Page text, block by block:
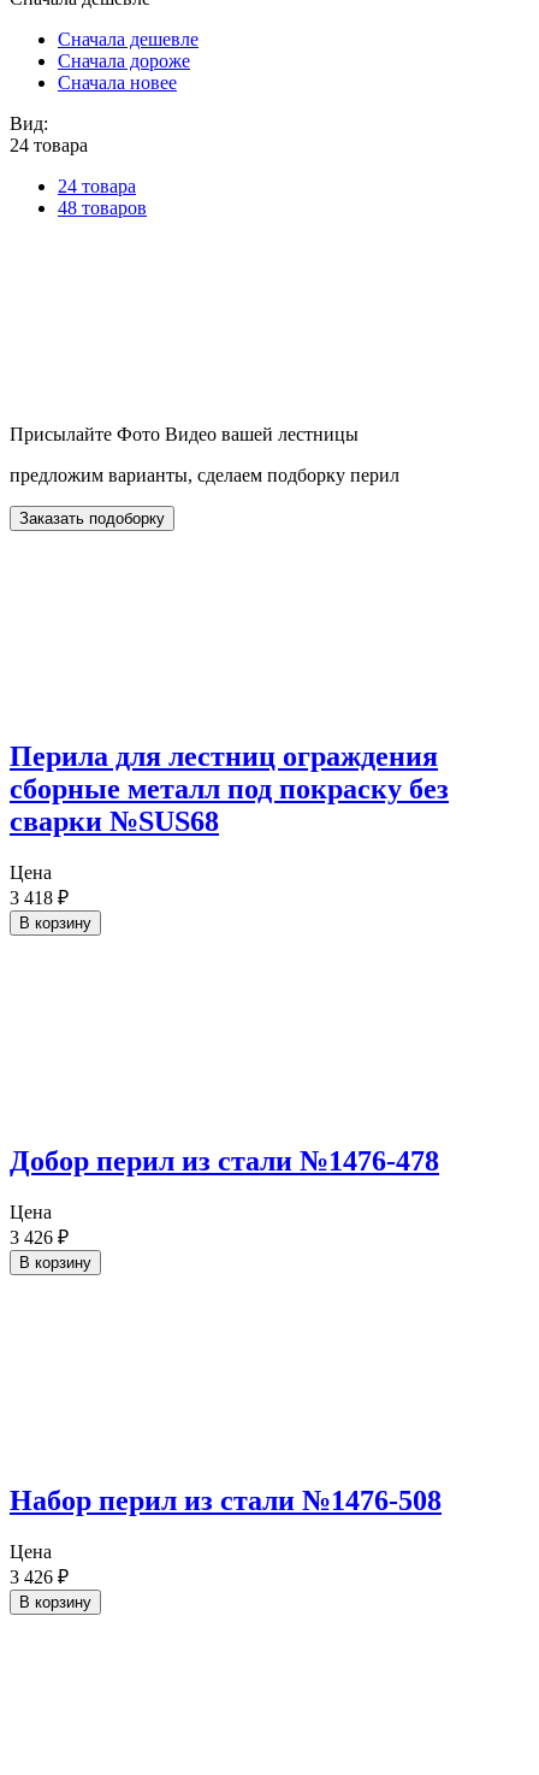
Сначала дешевле
Сначала дороже
Сначала новее
Вид:
24 товара
24 товара
48 товаров
Присылайте Фото Видео вашей лестницы
предложим варианты, сделаем подборку перил
Заказать подоборку
Перила для лестниц ограждения
сборные металл под покраску без
сварки №SUS68
Цена
3 418 ₽
В корзину
Добор перил из стали №1476-478
Цена
3 426 ₽
В корзину
Набор перил из стали №1476-508
Цена
3 426 ₽
В корзину